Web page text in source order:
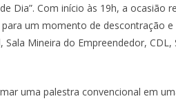
Dia”. Com início às 19h, a ocasião
um momento de descontração e
Sala Mineira do Empreendedor, CDL,
uma palestra convencional em